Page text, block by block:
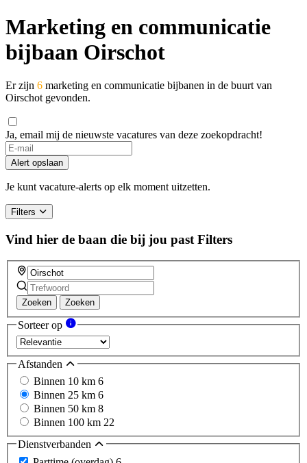
Marketing en communicatie
bijbaan Oirschot
Er zijn 6 marketing en communicatie bijbanen in de buurt van
Oirschot gevonden.
Ja, email mij de nieuwste vacatures van deze zoekopdracht!
Alert opslaan
Je kunt vacature-alerts op elk moment uitzetten.
Filters
Vind hier de baan die bij jou past Filters
Zoeken Zoeken
Sorteer op
Afstanden
Binnen 10 km 6
Binnen 25 km 6
Binnen 50 km 8
Binnen 100 km 22
Dienstverbanden